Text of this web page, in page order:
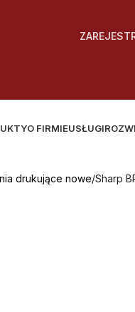
O FIRMIEUSŁUGI
drukujące nowe Sharp